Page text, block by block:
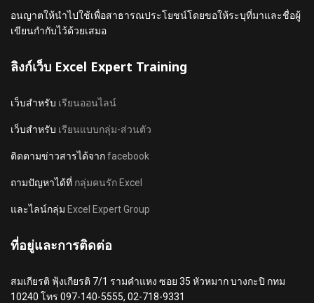
อนญาตให้นำไปใช้เพื่อสาธารณประโยชน์โดยขอให้ระบุที่มาและชื่อผู้
เขียนกำกับไว้ด้วยเสมอ
ลิงก์เว็บ Excel Expert Training
เว็บสำหรับ เรียนออนไลน์
เว็บสำหรับ เรียนแบบกลุ่ม-ส่วนตัว
ติดตามข่าวสารได้จากfacebook
ถามปัญหาได้ที่ กลุ่มคนรัก Excel
และไลน์กลุ่ม Excel Expert Group
ที่อยู่และการติดต่อ
สมเกียรติ ฟุ้งเกียรติ 7/1 รามคำแหง ซอย 35 หัวหมาก บางกะปิ กทม
10240 โทร 097-140-5555, 02-718-9331